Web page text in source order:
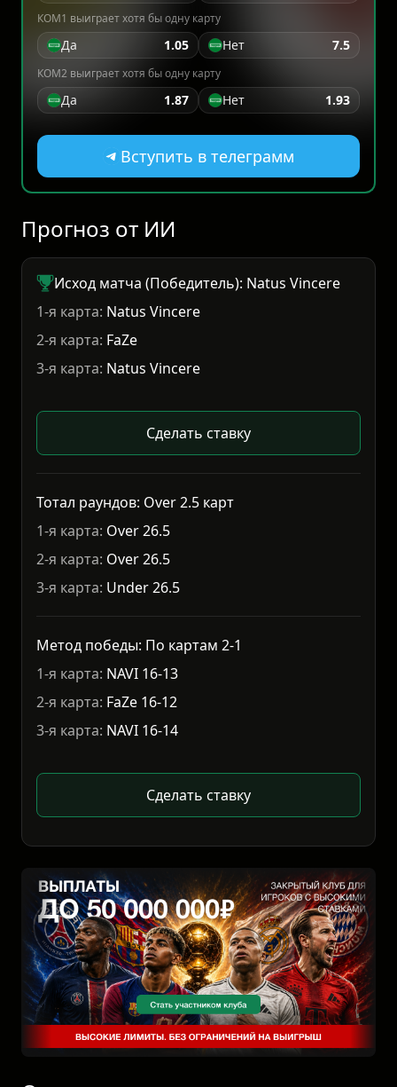
КОМ1 выиграет хотя бы одну карту
Да 1.05 Нет 7.5
КОМ2 выиграет хотя бы одну карту
Да 1.87 Нет 1.93
Вступить в телеграмм
Прогноз от ИИ
Исход матча (Победитель): Natus Vincere
1-я карта: Natus Vincere
2-я карта: FaZe
3-я карта: Natus Vincere
Сделать ставку
Тотал раундов: Over 2.5 карт
1-я карта: Over 26.5
2-я карта: Over 26.5
3-я карта: Under 26.5
Метод победы: По картам 2-1
1-я карта: NAVI 16-13
2-я карта: FaZe 16-12
3-я карта: NAVI 16-14
Сделать ставку